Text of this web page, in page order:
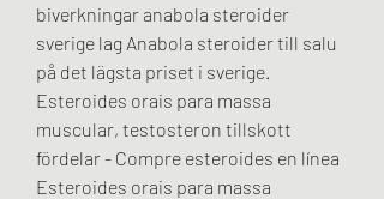
biverkningar anabola steroider
sverige lag Anabola steroider till salu
på det lägsta priset i sverige.
Esteroides orais para massa
muscular, testosteron tillskott
fördelar - Compre esteroides en línea
Esteroides orais para massa